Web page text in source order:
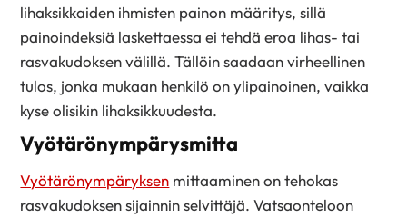
lihaksikkaiden ihmisten painon määritys, sillä
painoindeksiä laskettaessa ei tehdä eroa lihas- tai
rasvakudoksen välillä. Tällöin saadaan virheellinen
tulos, jonka mukaan henkilö on ylipainoinen, vaikka
kyse olisikin lihaksikkuudesta.
Vyötärönympärysmitta
Vyötärönympäryksen mittaaminen on tehokas
rasvakudoksen sijainnin selvittäjä. Vatsaonteloon